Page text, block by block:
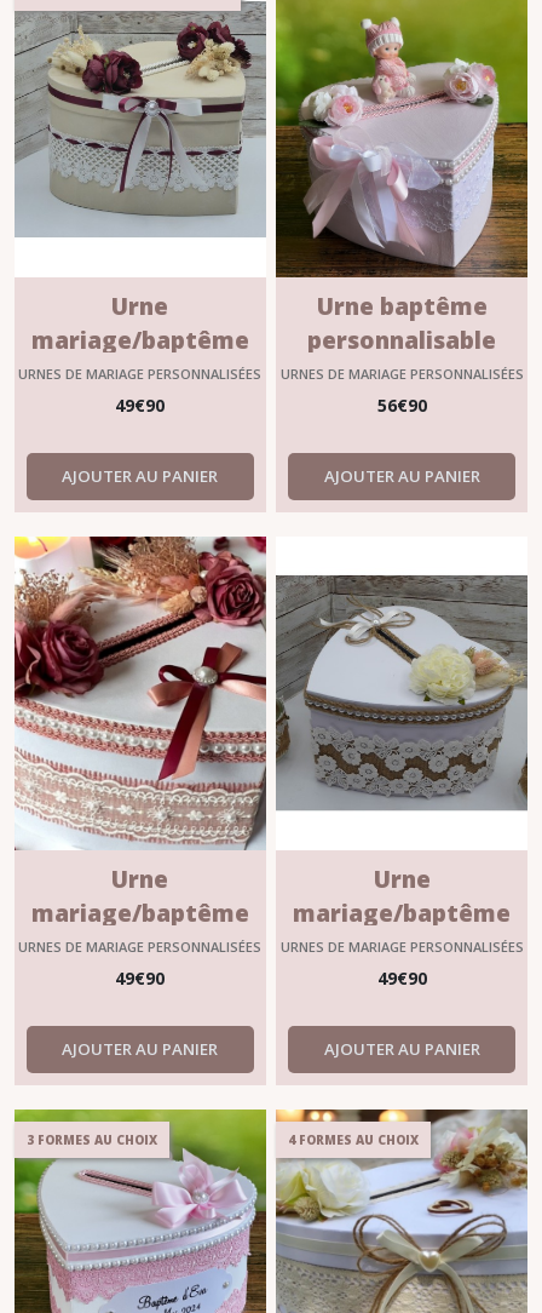
Urne
mariage/baptême
personnalisable
?"FLORINE"
URNES DE MARIAGE PERSONNALISÉES
49€90
AJOUTER AU PANIER
Urne baptême
personnalisable
"LOUNA"
URNES DE MARIAGE PERSONNALISÉES
56€90
AJOUTER AU PANIER
Urne
mariage/baptême
personnalisable
?"ROSALIE"
URNES DE MARIAGE PERSONNALISÉES
49€90
AJOUTER AU PANIER
Urne
mariage/baptême
personnalisable
?"HORTENSE"
URNES DE MARIAGE PERSONNALISÉES
49€90
AJOUTER AU PANIER
3 FORMES AU CHOIX 4 FORMES AU CHOIX